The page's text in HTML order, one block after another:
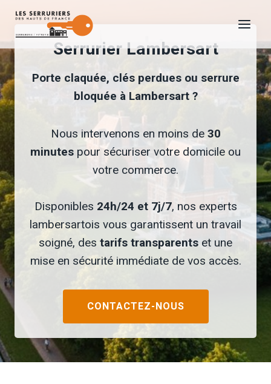
Aller
Serrurier Lambersart
Porte claquée, clés perdues ou serrure
bloquée à Lambersart ?
Nous intervenons en moins de 30
minutes pour sécuriser votre domicile ou
votre commerce.
Disponibles 24h/24 et 7j/7, nos experts
lambersartois vous garantissent un travail
soigné, des tarifs transparents et une
mise en sécurité immédiate de vos accès.
CONTACTEZ-NOUS